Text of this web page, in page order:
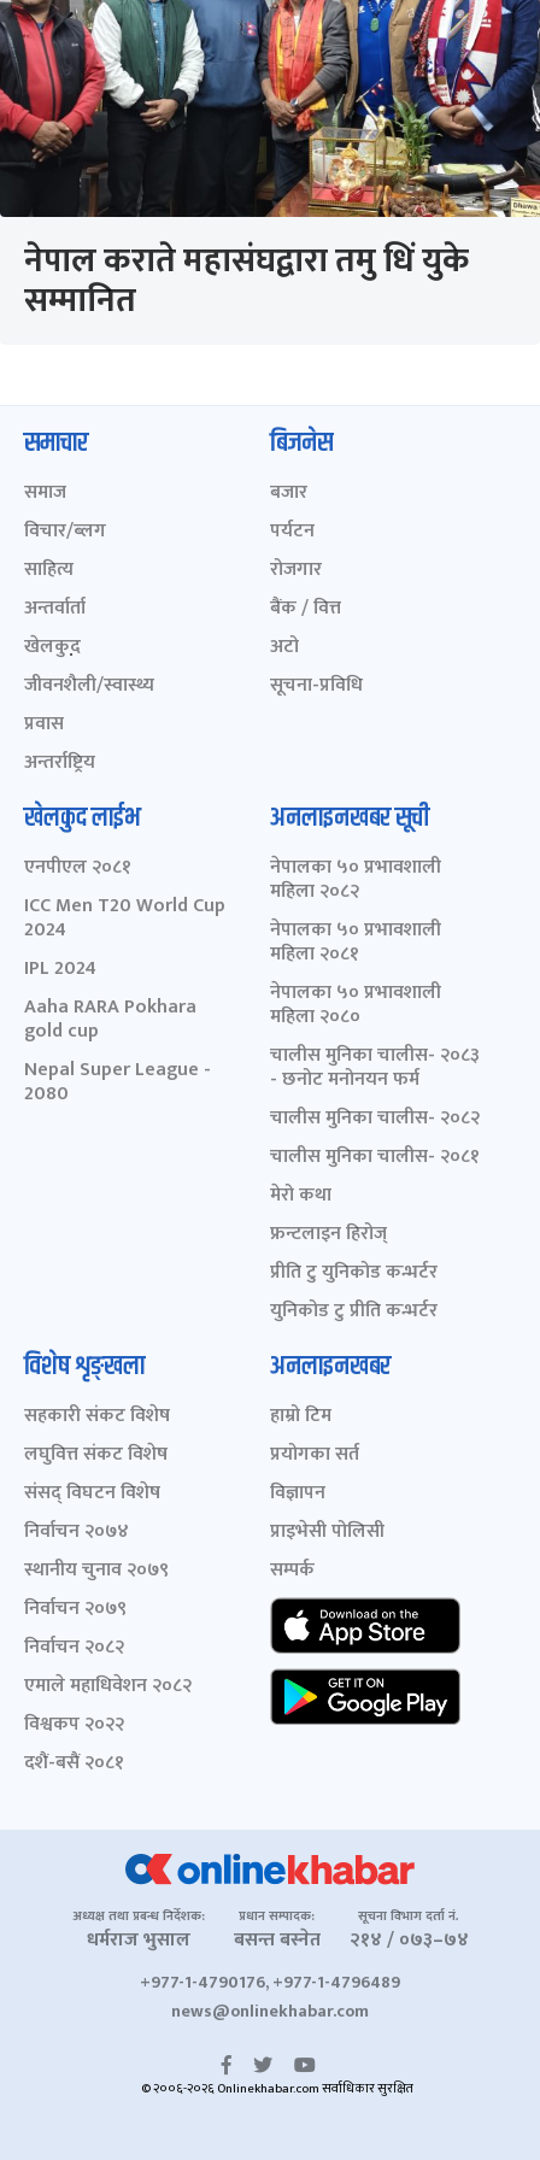
नेपाल कराते महासंघद्वारा तमु धिं युके
सम्मानित
समाचार
समाज
विचार/ब्लग
साहित्य
अन्तर्वार्ता
खेलकुद़़
जीवनशैली/स्वास्थ्य
प्रवास
अन्तर्राष्ट्रिय
बिजनेस
बजार
पर्यटन
रोजगार
बैंक / वित्त
अटो
सूचना-प्रविधि
खेलकुद लाईभ
एनपीएल २०८१
ICC Men T20 World Cup
2024
IPL 2024
Aaha RARA Pokhara
gold cup
Nepal Super League -
2080
अनलाइनखबर सूची
नेपालका ५० प्रभावशाली
महिला २०८२
नेपालका ५० प्रभावशाली
महिला २०८१
नेपालका ५० प्रभावशाली
महिला २०८०
चालीस मुनिका चालीस- २०८३
- छनोट मनोनयन फर्म
चालीस मुनिका चालीस- २०८२
चालीस मुनिका चालीस- २०८१
मेरो कथा
फ्रन्टलाइन हिरोज्
प्रीति टु युनिकोड कन्भर्टर
युनिकोड टु प्रीति कन्भर्टर
विशेष शृङ्खला
सहकारी संकट विशेष
लघुवित्त संकट विशेष
संसद् विघटन विशेष
निर्वाचन २०७४
स्थानीय चुनाव २०७९
निर्वाचन २०७९
निर्वाचन २०८२
एमाले महाधिवेशन २०८२
विश्वकप २०२२
दशैं-बसैं २०८१
अनलाइनखबर
हाम्रो टिम
प्रयोगका सर्त
विज्ञापन
प्राइभेसी पोलिसी
सम्पर्क
अध्यक्ष तथा प्रबन्ध निर्देशक:
धर्मराज भुसाल
प्रधान सम्पादक:
बसन्त बस्नेत
सूचना विभाग दर्ता नं.
२१४ / ०७३–७४
+977-1-4790176, +977-1-4796489
news@onlinekhabar.com
© २००६-२०२६ Onlinekhabar.com सर्वाधिकार सुरक्षित